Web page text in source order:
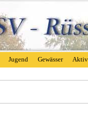
Jugend Gewässer